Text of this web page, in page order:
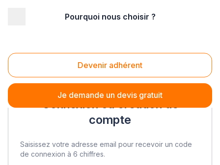
Pourquoi nous choisir ?
Devenir adhérent
Je demande un devis gratuit
Connexion ou création de
compte
Saisissez votre adresse email pour recevoir un code
de connexion à 6 chiffres.